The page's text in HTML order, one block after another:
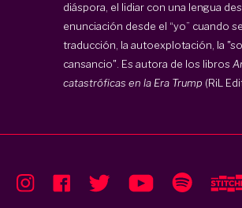
diáspora, el lidiar con una lengua
enunciación desde el “yo” cuando
traducción, la autoexplotación, la
cansancio". Es autora de los libros
catastróficas en la Era Trump (RiL